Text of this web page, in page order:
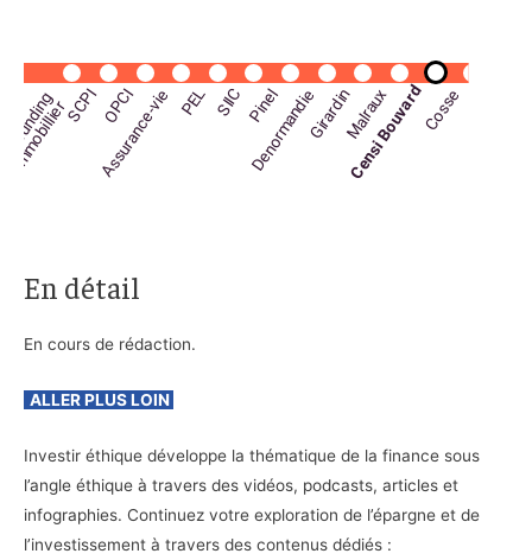
n
rSCPI OPCI
Assurance-vie PEL SIIC Pinel
DenormandieGirardinMalraux
Censi BouvardCosse
En détail
En cours de rédaction.
ALLER PLUS LOIN
Investir éthique développe la thématique de la finance sous
l’angle éthique à travers des vidéos, podcasts, articles et
infographies. Continuez votre exploration de l’épargne et de
l’investissement à travers des contenus dédiés :